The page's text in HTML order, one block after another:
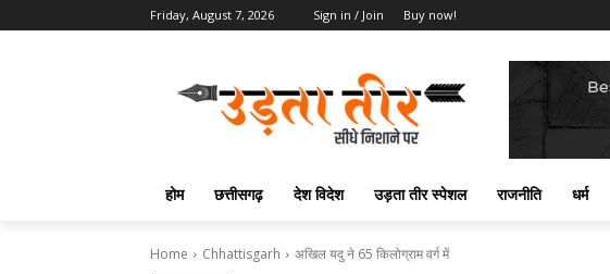
Friday, August 7, 2026 Sign in / Join Buy now!
होम छत्तीसगढ़ देश विदेश उड़ता तीर स्पेशल राजनीति धर्म
Home Chhattisgarh अखिल यदु ने 65 किलोग्राम वर्ग में